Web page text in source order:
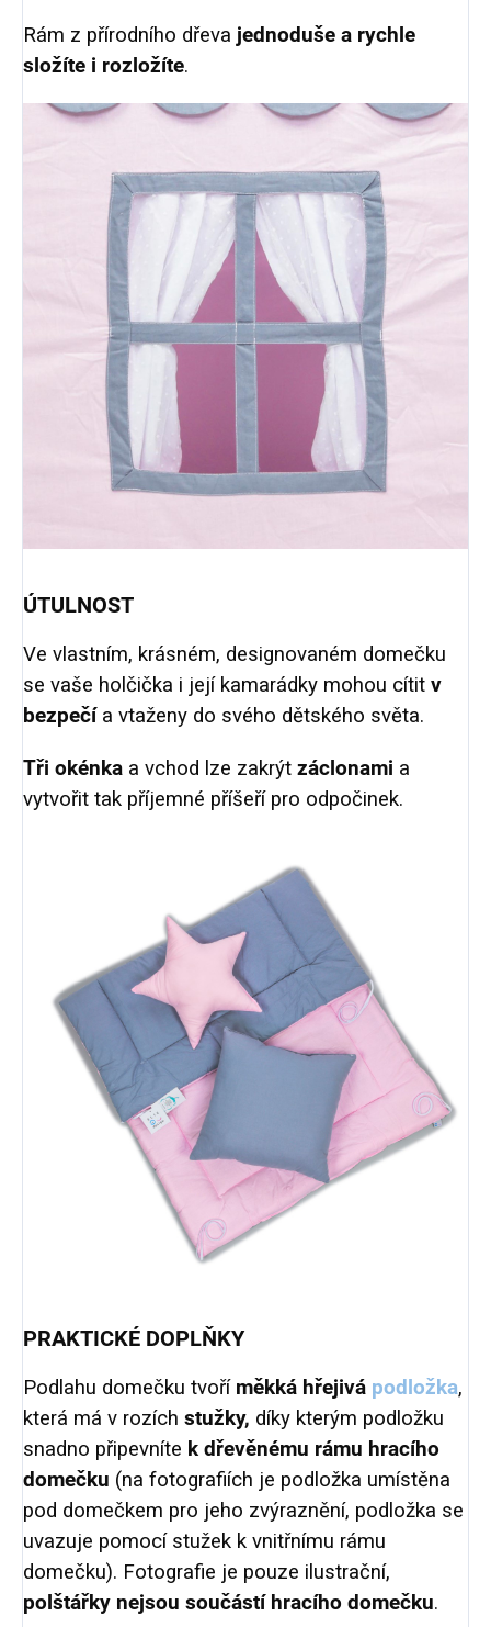
Rám z přírodního dřeva jednoduše a rychle
složíte i rozložíte.
ÚTULNOST
Ve vlastním, krásném, designovaném domečku
se vaše holčička i její kamarádky mohou cítit v
bezpečía vtaženy do svého dětského světa.
Tři okénka a vchod lze zakrýt záclonami a
vytvořit tak příjemné příšeří pro odpočinek.
PRAKTICKÉ DOPLŇKY
Podlahu domečku tvoří měkká hřejivá podložka,
která má v rozích stužky, díky kterým podložku
snadno připevníte k dřevěnému rámu hracího
domečku (na fotografiích je podložka umístěna
pod domečkem pro jeho zvýraznění, podložka se
uvazuje pomocí stužek k vnitřnímu rámu
domečku). Fotografie je pouze ilustrační,
polštářky nejsou součástí hracího domečku.